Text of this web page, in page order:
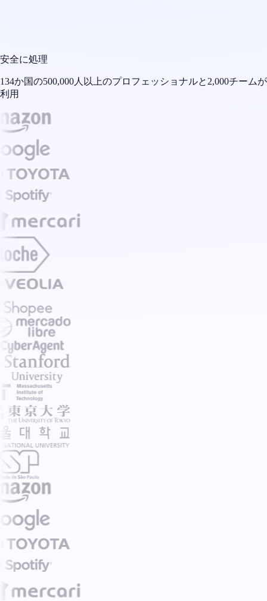
安全に処理
134か国の500,000人以上のプロフェッショナルと2,000チームが
利用